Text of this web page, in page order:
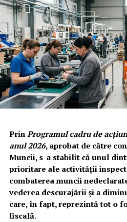
PrinProgramul cadru de
anul 2026, aprobat de către
Muncii, s-a stabilit că unul
prioritare ale activității
combaterea muncii
vederea descurajării și a
care, în fapt, reprezintă tot o
fiscală.